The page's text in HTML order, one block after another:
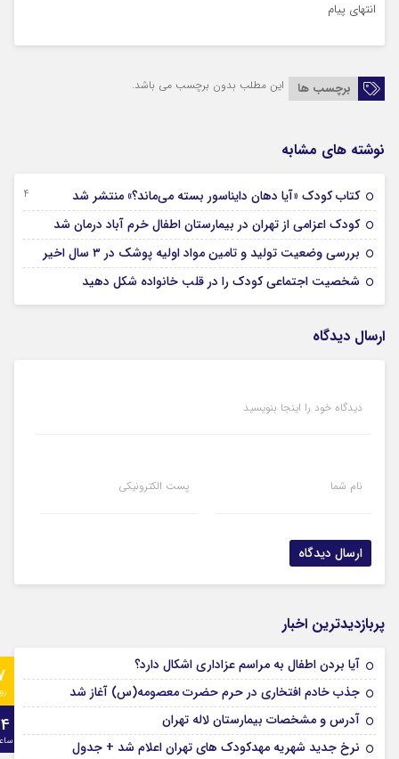
انتهای پیام
برچسب ها این مطلب بدون برچسب می باشد.
نوشته های مشابه
کتاب کودک «آیا دهان دایناسور بسته می‌ماند؟» منتشر شد 24 شهریور 1403
کودک اعزامی از تهران در بیمارستان اطفال خرم آباد درمان شد
بررسی وضعیت تولید و تامین مواد اولیه پوشک در ۳ سال اخیر
شخصیت اجتماعی کودک را در قلب خانواده شکل دهید
ارسال دیدگاه
دیدگاه خود را اینجا بنویسید
نام شما پست الکترونیکی
پربازدیدترین اخبار
آیا بردن اطفال به مراسم عزادارى اشکال دارد؟
جذب خادم افتخاری در حرم حضرت معصومه(س) آغاز شد
آدرس و مشخصات بیمارستان لاله تهران
نرخ جدید شهریه مهدکودک های تهران اعلام شد + جدول